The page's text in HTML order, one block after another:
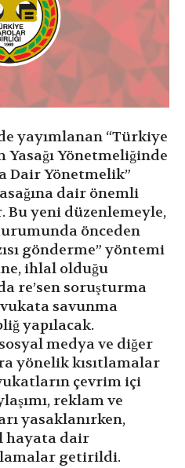
yayımlanan “Türkiye
Yönetmeliğinde
Dair Yönetmelik”
dair önemli
yeni düzenlemeyle,
önceden
gönderme” yöntemi
ihlal olduğu
re’sen soruşturma
savunma
yapılacak.
medya ve diğer
yönelik kısıtlamalar
çevrim içi
reklam ve
yasaklanırken,
hayata dair
getirildi.